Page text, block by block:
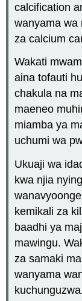
calcification
wanyama wa
za calcium
Wakati
aina tofauti
chakula na
maeneo
miamba ya
uchumi wa
Ukuaji wa
kwa njia
kemikali za
baadhi ya
mawingu.
za samaki
wanyama